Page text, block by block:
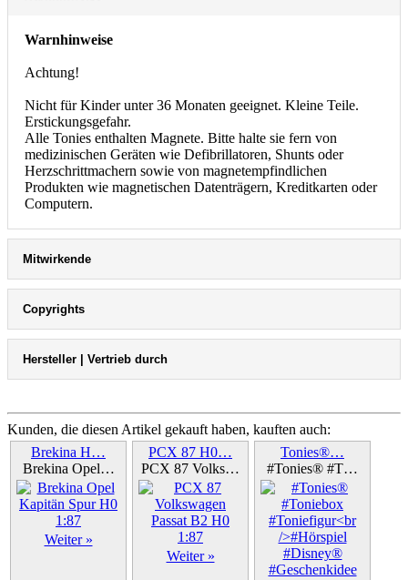
Warnhinweise
Achtung!
Nicht für Kinder unter 36 Monaten geeignet. Kleine Teile.
Erstickungsgefahr.
Alle Tonies enthalten Magnete. Bitte halte sie fern von
medizinischen Geräten wie Defibrillatoren, Shunts oder
Herzschrittmachern sowie von magnetempfindlichen
Produkten wie magnetischen Datenträgern, Kreditkarten oder
Computern.
Mitwirkende
Copyrights
Hersteller | Vertrieb durch
Kunden, die diesen Artikel gekauft haben, kauften auch:
Brekina H…
Brekina Opel…
Weiter »
PCX 87 H0…
PCX 87 Volks…
Weiter »
Tonies®…
#Tonies® #T…